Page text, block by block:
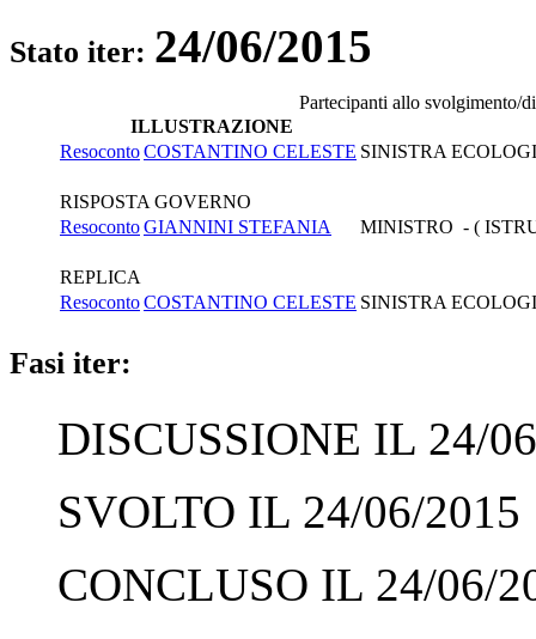
Stato iter: 24/06/2015
Partecipanti allo svolgimento/
ILLUSTRAZIONE
ResocontoCOSTANTINO CELESTE SINISTRA
RISPOSTA GOVERNO
ResocontoGIANNINI STEFANIA MINISTRO - (
REPLICA
ResocontoCOSTANTINO CELESTE SINISTRA
Fasi iter:
DISCUSSIONE IL 24/
SVOLTO IL 24/06/2015
CONCLUSO IL 24/06/